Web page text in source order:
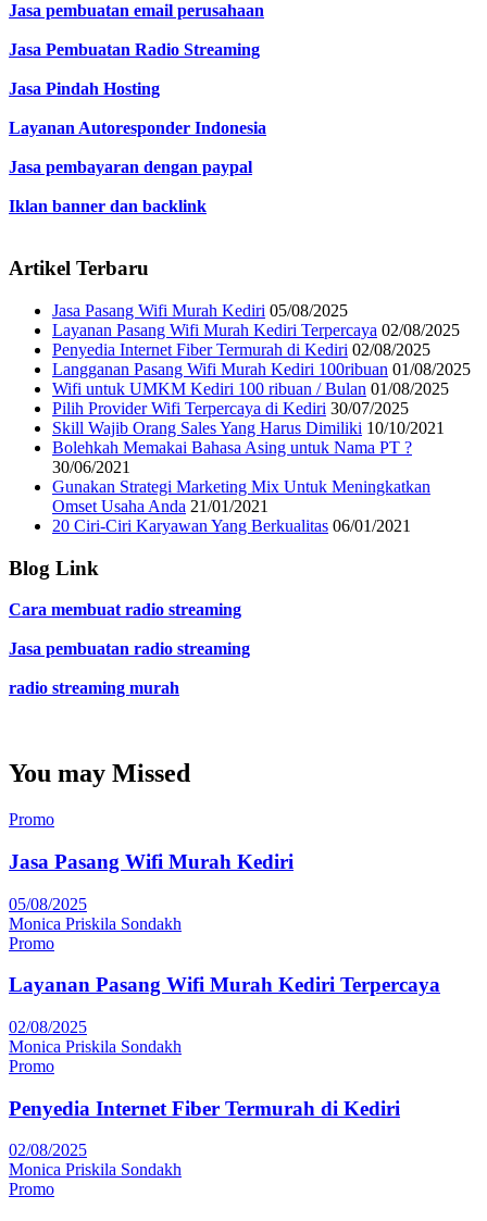
Jasa pembuatan email perusahaan
Jasa Pembuatan Radio Streaming
Jasa Pindah Hosting
Layanan Autoresponder Indonesia
Jasa pembayaran dengan paypal
Iklan banner dan backlink
Artikel Terbaru
Jasa Pasang Wifi Murah Kediri 05/08/2025
Layanan Pasang Wifi Murah Kediri Terpercaya 02/08/2025
Penyedia Internet Fiber Termurah di Kediri 02/08/2025
Langganan Pasang Wifi Murah Kediri 100ribuan 01/08/2025
Wifi untuk UMKM Kediri 100 ribuan / Bulan 01/08/2025
Pilih Provider Wifi Terpercaya di Kediri 30/07/2025
Skill Wajib Orang Sales Yang Harus Dimiliki 10/10/2021
Bolehkah Memakai Bahasa Asing untuk Nama PT ?
30/06/2021
Gunakan Strategi Marketing Mix Untuk Meningkatkan
Omset Usaha Anda 21/01/2021
20 Ciri-Ciri Karyawan Yang Berkualitas 06/01/2021
Blog Link
Cara membuat radio streaming
Jasa pembuatan radio streaming
radio streaming murah
You may Missed
Promo
Jasa Pasang Wifi Murah Kediri
05/08/2025
Monica Priskila Sondakh
Promo
Layanan Pasang Wifi Murah Kediri Terpercaya
02/08/2025
Monica Priskila Sondakh
Promo
Penyedia Internet Fiber Termurah di Kediri
02/08/2025
Monica Priskila Sondakh
Promo